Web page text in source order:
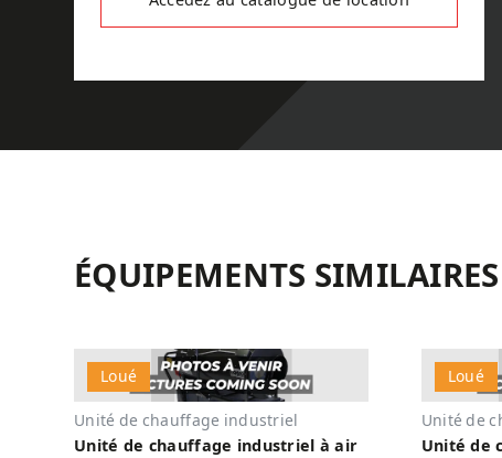
ÉQUIPEMENTS SIMILAIRES
Loué
Unité de chauffage industriel
Unité de chauffage industriel à air
Loué
Unité de
Unité de